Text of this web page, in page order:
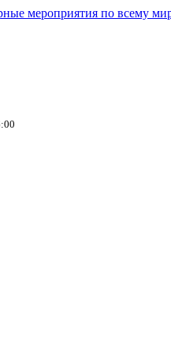
мероприятия по всему